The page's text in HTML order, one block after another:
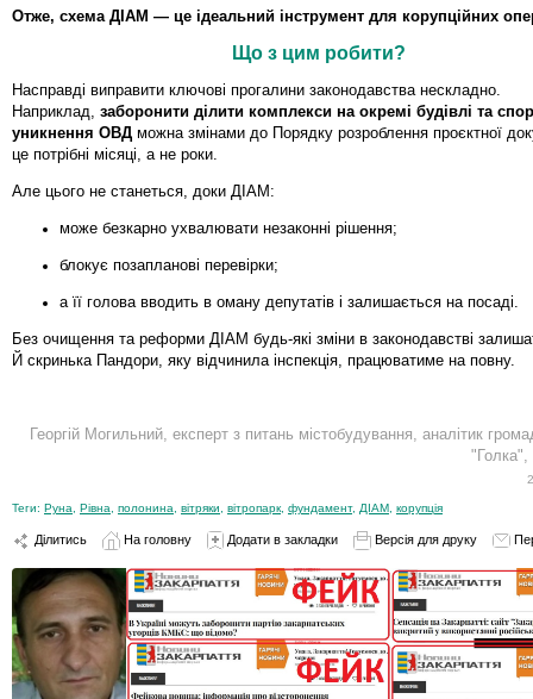
Отже, схема ДІАМ — це ідеальний інструмент для корупційних
Що з цим робити?
Насправді виправити ключові прогалини законодавства нескладно.
Наприклад, заборонити ділити комплекси на окремі будівлі та
уникнення ОВД можна змінами до Порядку розроблення проєктної
це потрібні місяці, а не роки.
Але цього не станеться, доки ДІАМ:
може безкарно ухвалювати незаконні рішення;
блокує позапланові перевірки;
а її голова вводить в оману депутатів і залишається на посаді.
Без очищення та реформи ДІАМ будь-які зміни в законодавстві
Й скринька Пандори, яку відчинила інспекція, працюватиме на повну.
Георгій Могильний, експерт з питань містобудування, аналітик
"Голка",
Теги: Руна Рівна полонина вітряки вітропарк фундамент, ДІАМ корупція
Ділитись На головну Додати в закладки Версія для друку